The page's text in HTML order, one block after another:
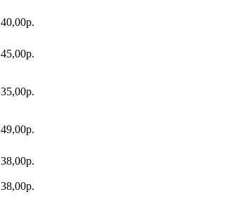
40,00р.
45,00р.
35,00р.
49,00р.
38,00р.
38,00р.